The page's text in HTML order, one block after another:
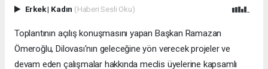
Erkek| Kadın (Haberi Sesli Oku)
Toplantının açılış konuşmasını yapan Başkan Ramazan
Ömeroğlu, Dilovası'nın geleceğine yön verecek projeler ve
devam eden çalışmalar hakkında meclis üyelerine kapsamlı